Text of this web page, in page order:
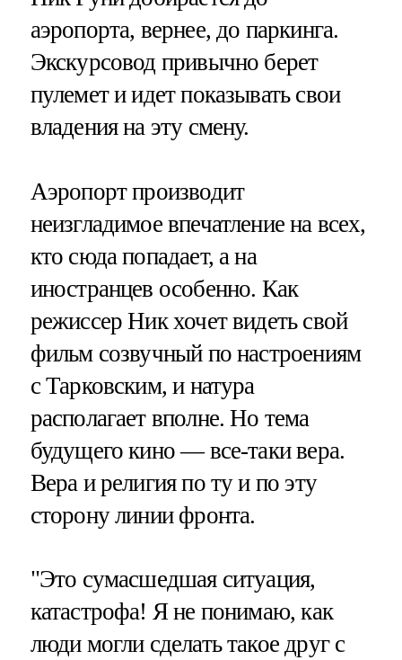
аэропорта, вернее, до паркинга.
Экскурсовод привычно берет
пулемет и идет показывать свои
владения на эту смену.
Аэропорт производит
неизгладимое впечатление на всех,
кто сюда попадает, а на
иностранцев особенно. Как
режиссер Ник хочет видеть свой
фильм созвучный по настроениям
с Тарковским, и натура
располагает вполне. Но тема
будущего кино — все-таки вера.
Вера и религия по ту и по эту
сторону линии фронта.
"Это сумасшедшая ситуация,
катастрофа! Я не понимаю, как
люди могли сделать такое друг с